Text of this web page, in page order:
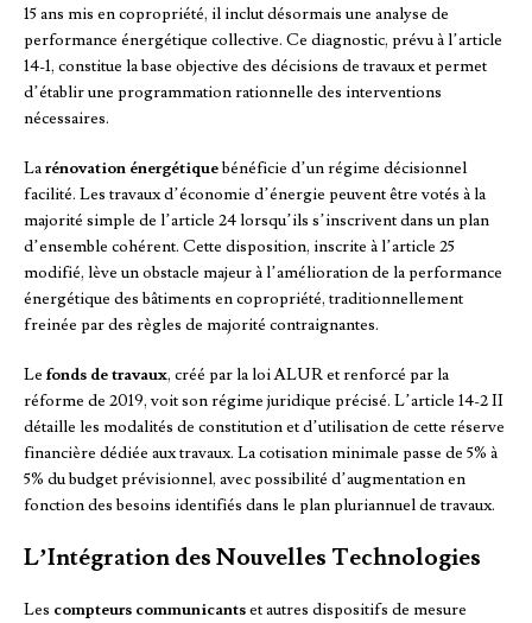
15 ans mis en copropriété, il inclut désormais une analyse de
performance énergétique collective. Ce diagnostic, prévu à l’article
14-1, constitue la base objective des décisions de travaux et permet
d’établir une programmation rationnelle des interventions
nécessaires.
Larénovation énergétiquebénéficie d’un régime décisionnel
facilité. Les travaux d’économie d’énergie peuvent être votés à la
majorité simple de l’article 24 lorsqu’ils s’inscrivent dans un plan
d’ensemble cohérent. Cette disposition, inscrite à l’article 25
modifié, lève un obstacle majeur à l’amélioration de la performance
énergétique des bâtiments en copropriété, traditionnellement
freinée par des règles de majorité contraignantes.
Le fonds de travaux, créé par la loi ALUR et renforcé par la
réforme de 2019, voit son régime juridique précisé. L’article 14-2 II
détaille les modalités de constitution et d’utilisation de cette réserve
financière dédiée aux travaux. La cotisation minimale passe de 5% à
5% du budget prévisionnel, avec possibilité d’augmentation en
fonction des besoins identifiés dans le plan pluriannuel de travaux.
L’Intégration des Nouvelles Technologies
Les compteurs communicantset autres dispositifs de mesure